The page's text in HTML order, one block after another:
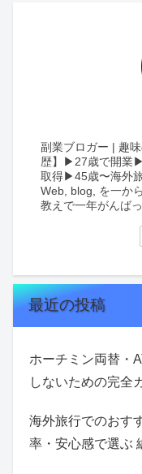
副業ブロガー | 趣
歴】▶︎27歳で開業
取得▶︎45歳〜海外
Web, blog, を一か
教えで一年がんば
最近の投稿
ホーチミン両替・
しないための完全
海外旅行でのおす
率・安心感で選ぶ